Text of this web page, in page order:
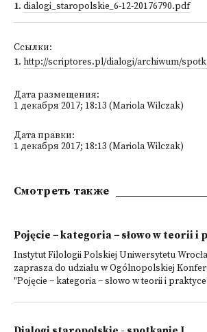
1. dialogi_staropolskie_6-12-20176790.pdf
Ссылки:
1. http://scriptores.pl/dialogi/archiwum/
Дата размещения:
1 декабря 2017; 18:13 (Mariola Wilczak)
Дата правки:
1 декабря 2017; 18:13 (Mariola Wilczak)
Смотреть также
Pojęcie − kategoria − słowo w teorii i
Instytut Filologii Polskiej Uniwersytetu
zaprasza do udziału w Ogólnopolskiej
"Pojęcie − kategoria − słowo w teorii i